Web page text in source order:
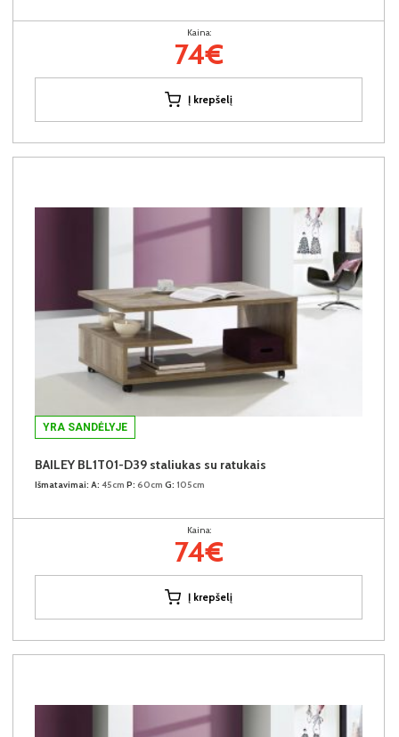
Kaina:
74€
Į krepšelį
YRA SANDĖLYJE
BAILEY BL1T01-D39 staliukas su ratukais
Išmatavimai: A: 45cm P: 60cm G: 105cm
Kaina:
74€
Į krepšelį